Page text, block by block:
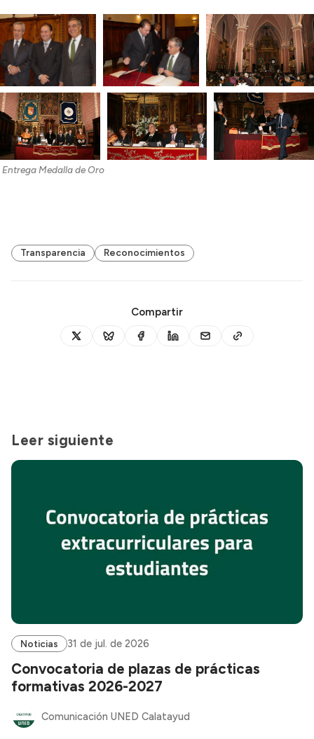
Entrega Medalla de Oro
Transparencia Reconocimientos
Compartir
Leer siguiente
Noticias 31 de jul. de 2026
Convocatoria de plazas de prácticas
formativas 2026-2027
Comunicación UNED Calatayud